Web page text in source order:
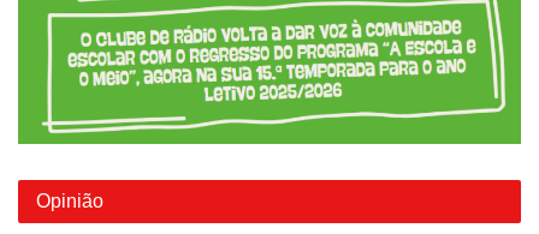
Opinião